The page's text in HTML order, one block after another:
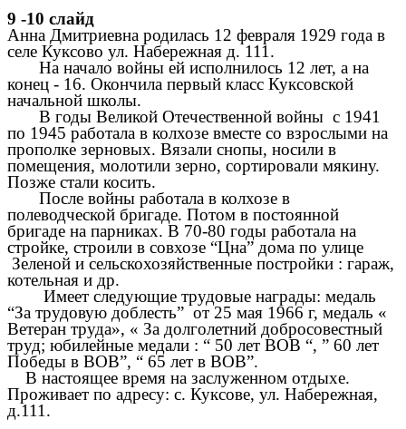
9 -10 слайд
Анна Дмитриевна родилась 12 февраля 1929 года в
селе Куксово ул. Набережная д. 111.
На начало войны ей исполнилось 12 лет, а на
конец - 16. Окончила первый класс Куксовской
начальной школы.
В годы Великой Отечественной войны с 1941
по 1945 работала в колхозе вместе со взрослыми на
прополке зерновых. Вязали снопы, носили в
помещения, молотили зерно, сортировали мякину.
Позже стали косить.
После войны работала в колхозе в
полеводческой бригаде. Потом в постоянной
бригаде на парниках. В 70-80 годы работала на
стройке, строили в совхозе “Цна” дома по улице
Зеленой и сельскохозяйственные постройки : гараж,
котельная и др.
Имеет следующие трудовые награды: медаль
“За трудовую доблесть” от 25 мая 1966 г, медаль «
Ветеран труда», « За долголетний добросовестный
труд; юбилейные медали : “ 50 лет ВОВ “, ” 60 лет
Победы в ВОВ”, “ 65 лет в ВОВ”.
В настоящее время на заслуженном отдыхе.
Проживает по адресу: с. Куксове, ул. Набережная,
д.111.